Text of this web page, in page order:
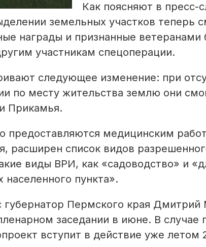
Как поясняют в пресс-
земельных участков теперь
награды и признанные
участникам спецоперации.
следующее изменение: при
по месту жительства землю они
Прикамья.
предоставляются медицинским
расширен список видов
виды ВРИ, как «садоводство» и
населенного пункта».
губернатор Пермского края
заседании в июне. В случае
вступит в действие уже летом